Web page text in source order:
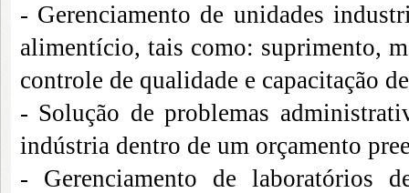
- Gerenciamento de unidades
alimentício, tais como: suprimento,
controle de qualidade e capacitação
- Solução de problemas
indústria dentro de um orçamento
- Gerenciamento de laboratórios